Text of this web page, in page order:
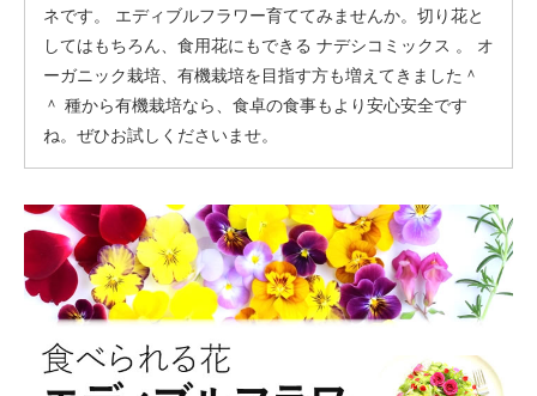
ネです。 エディブルフラワー育ててみませんか。切り花と
してはもちろん、食用花にもできる ナデシコミックス 。 オ
ーガニック栽培、有機栽培を目指す方も増えてきました＾
＾ 種から有機栽培なら、食卓の食事もより安心安全です
ね。ぜひお試しくださいませ。